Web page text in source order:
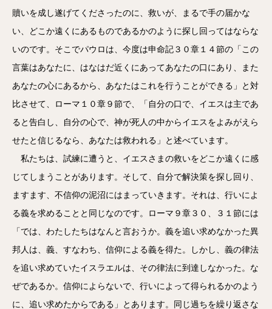
贖いを成し遂げてくださったのに、救いが、まるで手の届かな
い、どこか遠くにあるものであるかのように探し回ってはならな
いのです。そこでパウロは、今度は申命記３０章１４節の「この
言葉はあなたに、はなはだ近くにあってあなたの口にあり、また
あなたの心にあるから、あなたはこれを行うことができる」と対
比させて、ローマ１０章９節で、「自分の口で、イエスは主であ
ると告白し、自分の心で、神が死人の中からイエスをよみがえら
せたと信じるなら、あなたは救われる」と述べています。
私たちは、試練に遭うと、イエスさまの救いをどこか遠くに感
じてしまうことがあります。そして、自分で解決策を探し回り、
ますます、不信仰の泥沼にはまっていきます。それは、行いによ
る義を求めることと同じなのです。ローマ９章３０、３１節には
「では、わたしたちはなんと言おうか。義を追い求めなかった異
邦人は、義、すなわち、信仰による義を得た。しかし、義の律法
を追い求めていたイスラエルは、その律法に到達しなかった。な
ぜであるか。信仰によらないで、行いによって得られるかのよう
に、追い求めたからである」とあります。同じ過ちを繰り返さな